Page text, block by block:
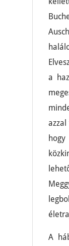
a
azzal
A